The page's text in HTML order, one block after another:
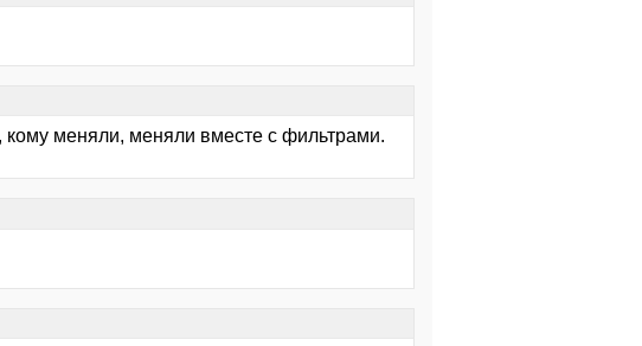
кому меняли, меняли вместе с фильтрами.